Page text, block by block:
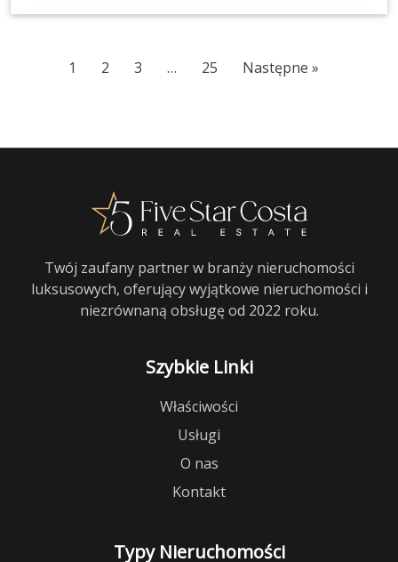
1 2 3 … 25 Następne »
Twój zaufany partner w branży nieruchomości
luksusowych, oferujący wyjątkowe nieruchomości i
niezrównaną obsługę od 2022 roku.
Szybkie Linki
Właściwości
Usługi
O nas
Kontakt
Typy Nieruchomości